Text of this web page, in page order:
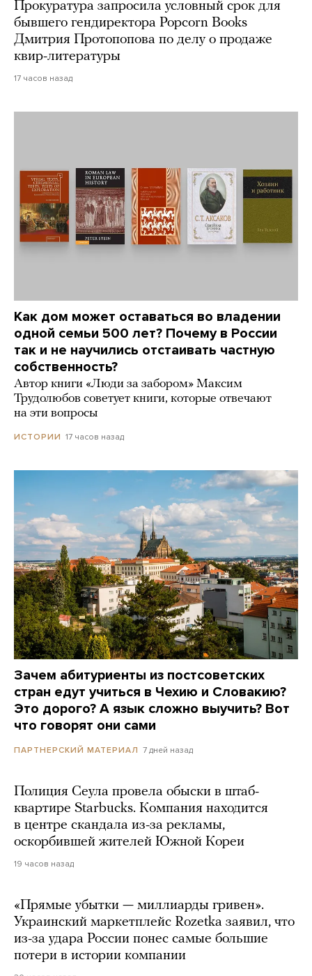
Прокуратура запросила условный срок для
бывшего гендиректора Popcorn Books
Дмитрия Протопопова по делу о продаже
квир-литературы
17 часов назад
Как дом может оставаться во владении
одной семьи 500 лет? Почему в России
так и не научились отстаивать частную
собственность?
Автор книги «Люди за забором» Максим
Трудолюбов советует книги, которые отвечают
на эти вопросы
ИСТОРИИ 17 часов назад
Зачем абитуриенты из постсоветских
стран едут учиться в Чехию и Словакию?
Это дорого? А язык сложно выучить? Вот
что говорят они сами
ПАРТНЕРСКИЙ МАТЕРИАЛ 7 дней назад
Полиция Сеула провела обыски в штаб-
квартире Starbucks. Компания находится
в центре скандала из-за рекламы,
оскорбившей жителей Южной Кореи
19 часов назад
«Прямые убытки — миллиарды гривен».
Украинский маркетплейс Rozetka заявил, что
из-за удара России понес самые большие
потери в истории компании